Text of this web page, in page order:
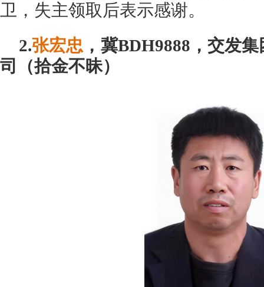
卫，失主领取后表示感谢。
2.张宏忠 ，冀BDH9888，交发
司（拾金不昧）